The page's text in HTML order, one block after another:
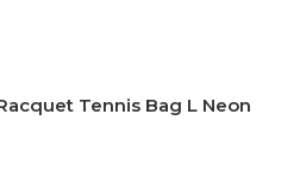
Tennis Bag L Neon